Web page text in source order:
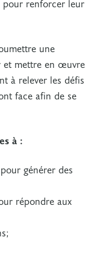
pour renforcer leur
une
et mettre en œuvre
à relever les défis
face afin de se
à :
générer des
répondre aux